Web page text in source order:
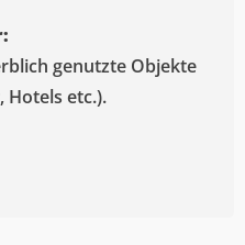
genutzte Objekte
etc.).